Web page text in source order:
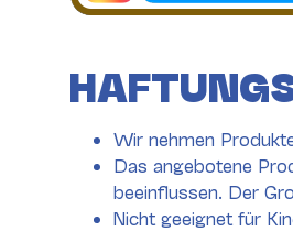
Wir nehmen
Das angebotene
beeinflussen. Der
Nicht geeignet für